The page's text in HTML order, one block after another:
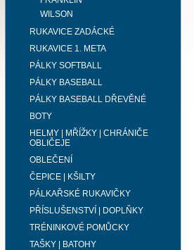
WILSON
RUKAVICE ZADÁCKÉ
RUKAVICE 1. META
PÁLKY SOFTBALL
PÁLKY BASEBALL
PÁLKY BASEBALL DŘEVĚNÉ
BOTY
HELMY | MŘÍŽKY | CHRÁNIČE
OBLIČEJE
OBLEČENÍ
ČEPICE | KŠILTY
PÁLKAŘSKÉ RUKAVIČKY
PŘÍSLUŠENSTVÍ | DOPLŇKY
TRÉNINKOVÉ POMŮCKY
TAŠKY | BATOHY